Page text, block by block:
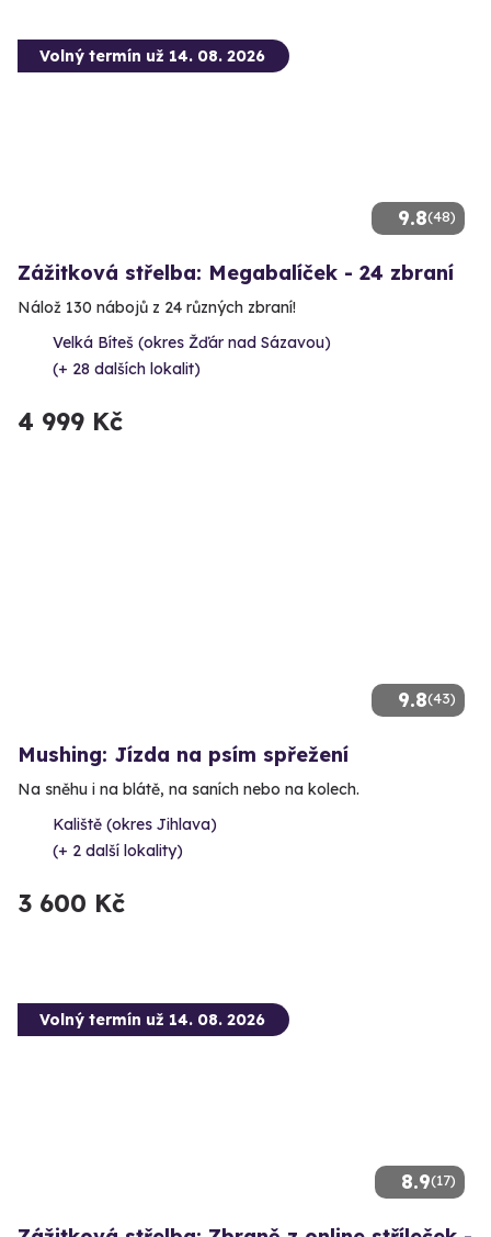
9.8(48)
Volný termín už 14. 08. 2026
Zážitková střelba: Megabalíček - 24 zbraní
Nálož 130 nábojů z 24 různých zbraní!
Velká Bíteš (okres Žďár nad Sázavou)
(+ 28 dalších lokalit)
4 999 Kč
9.8(43)
Mushing: Jízda na psím spřežení
Na sněhu i na blátě, na saních nebo na kolech.
Kaliště (okres Jihlava)
(+ 2 další lokality)
3 600 Kč
8.9(17)
Volný termín už 14. 08. 2026